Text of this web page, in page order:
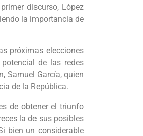
discurso, López
la importancia de
próximas elecciones
de las redes
Samuel García, quien
de la República.
de obtener el triunfo
la de sus posibles
bien un considerable